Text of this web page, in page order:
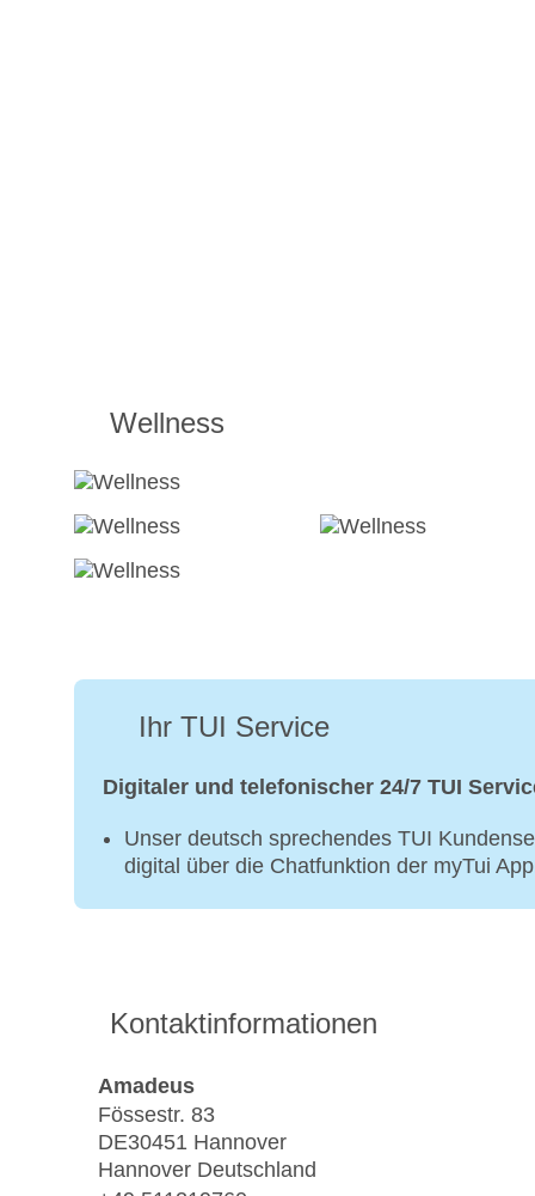
Wellness
Ihr TUI Service
Digitaler und telefonischer 24/7 TUI
Unser deutsch sprechendes TUI
digital über die Chatfunktion der myTui
Kontaktinformationen
Amadeus
Fössestr. 83
DE30451 Hannover
Hannover Deutschland